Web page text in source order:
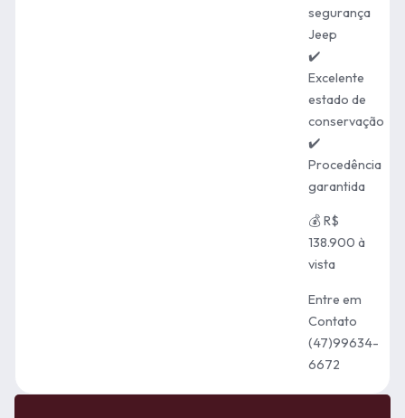
segurança
Jeep
✔️
Excelente
estado de
conservação
✔️
Procedência
garantida
💰 R$
138.900 à
vista
Entre em
Contato
(47)99634-
6672